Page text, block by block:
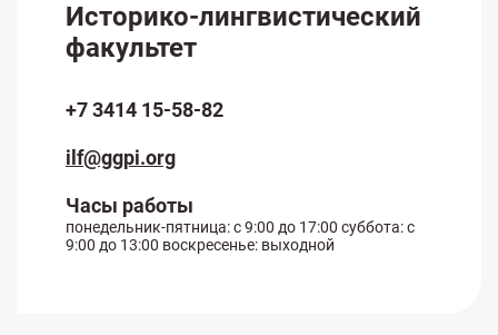
Историко-лингвистический
факультет
+7 3414 15-58-82
ilf@ggpi.org
Часы работы
понедельник-пятница: с 9:00 до 17:00 суббота: с
9:00 до 13:00 воскресенье: выходной